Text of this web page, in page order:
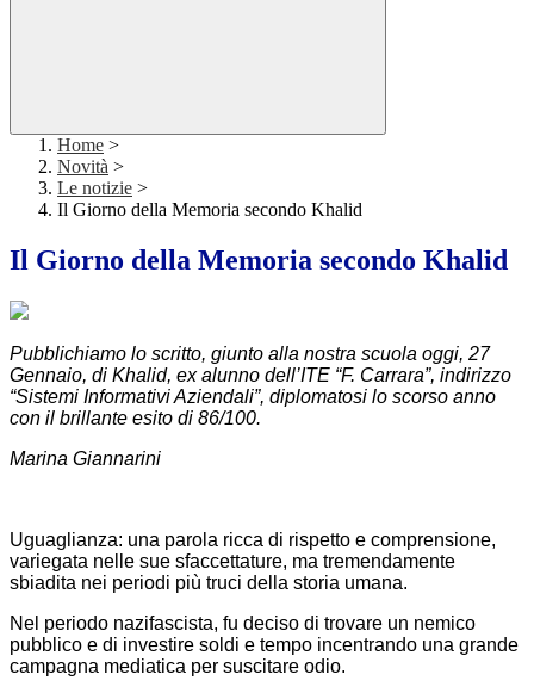
Home >
Novità >
Le notizie >
Il Giorno della Memoria secondo Khalid
Il Giorno della Memoria secondo Khalid
Pubblichiamo lo scritto, giunto alla nostra scuola oggi, 27
Gennaio, di Khalid, ex alunno dell’ITE “F. Carrara”, indirizzo
“Sistemi Informativi Aziendali”, diplomatosi lo scorso anno
con il brillante esito di 86/100.
Marina Giannarini
Uguaglianza: una parola ricca di rispetto e comprensione,
variegata nelle sue sfaccettature, ma tremendamente
sbiadita nei periodi più truci della storia umana.
Nel periodo nazifascista, fu deciso di trovare un nemico
pubblico e di investire soldi e tempo incentrando una grande
campagna mediatica per suscitare odio.